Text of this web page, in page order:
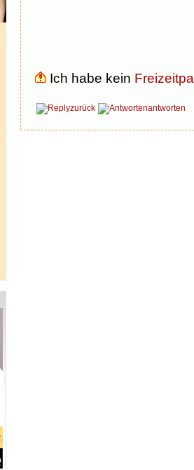
Ich habe kein
zurück antworten